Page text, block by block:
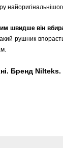
швидше він
рушник
Бренд Nilteks.